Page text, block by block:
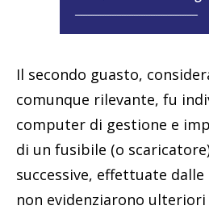
Il secondo guasto,
comunque rilevante, fu
computer di gestione e
di un fusibile (o
successive, effettuate dalle
non evidenziarono